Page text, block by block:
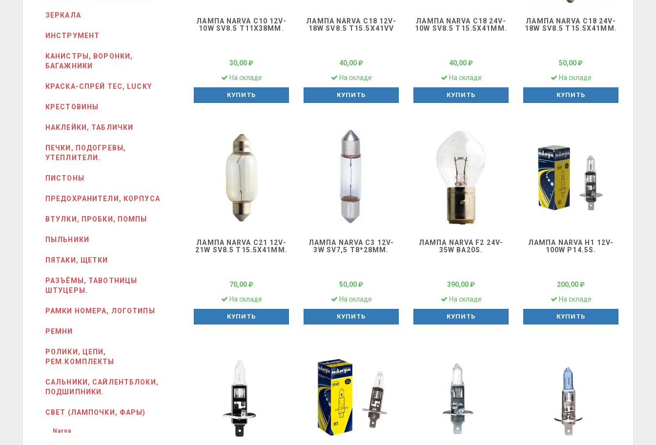
ЗЕРКАЛА
ИНСТРУМЕНТ
КАНИСТРЫ, ВОРОНКИ,
БАГАЖНИКИ
КРАСКА-СПРЕЙ ТЕС, LUCKY
КРЕСТОВИНЫ
НАКЛЕЙКИ, ТАБЛИЧКИ
ПЕЧКИ, ПОДОГРЕВЫ,
УТЕПЛИТЕЛИ.
ПИСТОНЫ
ПРЕДОХРАНИТЕЛИ, КОРПУСА
ВТУЛКИ, ПРОБКИ, ПОМПЫ
ПЫЛЬНИКИ
ПЯТАКИ, ЩЕТКИ
РАЗЪЁМЫ, ТАВОТНИЦЫ
ШТУЦЕРЫ.
РАМКИ НОМЕРА, ЛОГОТИПЫ
РЕМНИ
РОЛИКИ, ЦЕПИ,
РЕМ.КОМПЛЕКТЫ
САЛЬНИКИ, САЙЛЕНТБЛОКИ,
ПОДШИПНИКИ.
СВЕТ (ЛАМПОЧКИ, ФАРЫ)
Narva
ЛАМПА NARVA C10 12V-
10W SV8.5 T11Х38ММ.
30,00 ₽
На складе
КУПИТЬ
ЛАМПА NARVA C18 12V-
18W SV8.5 T15.5Х41VV
40,00 ₽
На складе
КУПИТЬ
ЛАМПА NARVA C18 24V-
10W SV8.5 T15.5Х41ММ.
40,00 ₽
На складе
КУПИТЬ
ЛАМПА NARVA C18 24V-
18W SV8.5 T15.5Х41ММ.
50,00 ₽
На складе
КУПИТЬ
ЛАМПА NARVA C21 12V-
21W SV8.5 T15.5Х41ММ.
70,00 ₽
На складе
КУПИТЬ
ЛАМПА NARVA C3 12V-
3W SV7,5 T8*28ММ.
50,00 ₽
На складе
КУПИТЬ
ЛАМПА NARVA F2 24V-
35W BA20S.
390,00 ₽
На складе
КУПИТЬ
ЛАМПА NARVA H1 12V-
100W P14.5S.
200,00 ₽
На складе
КУПИТЬ